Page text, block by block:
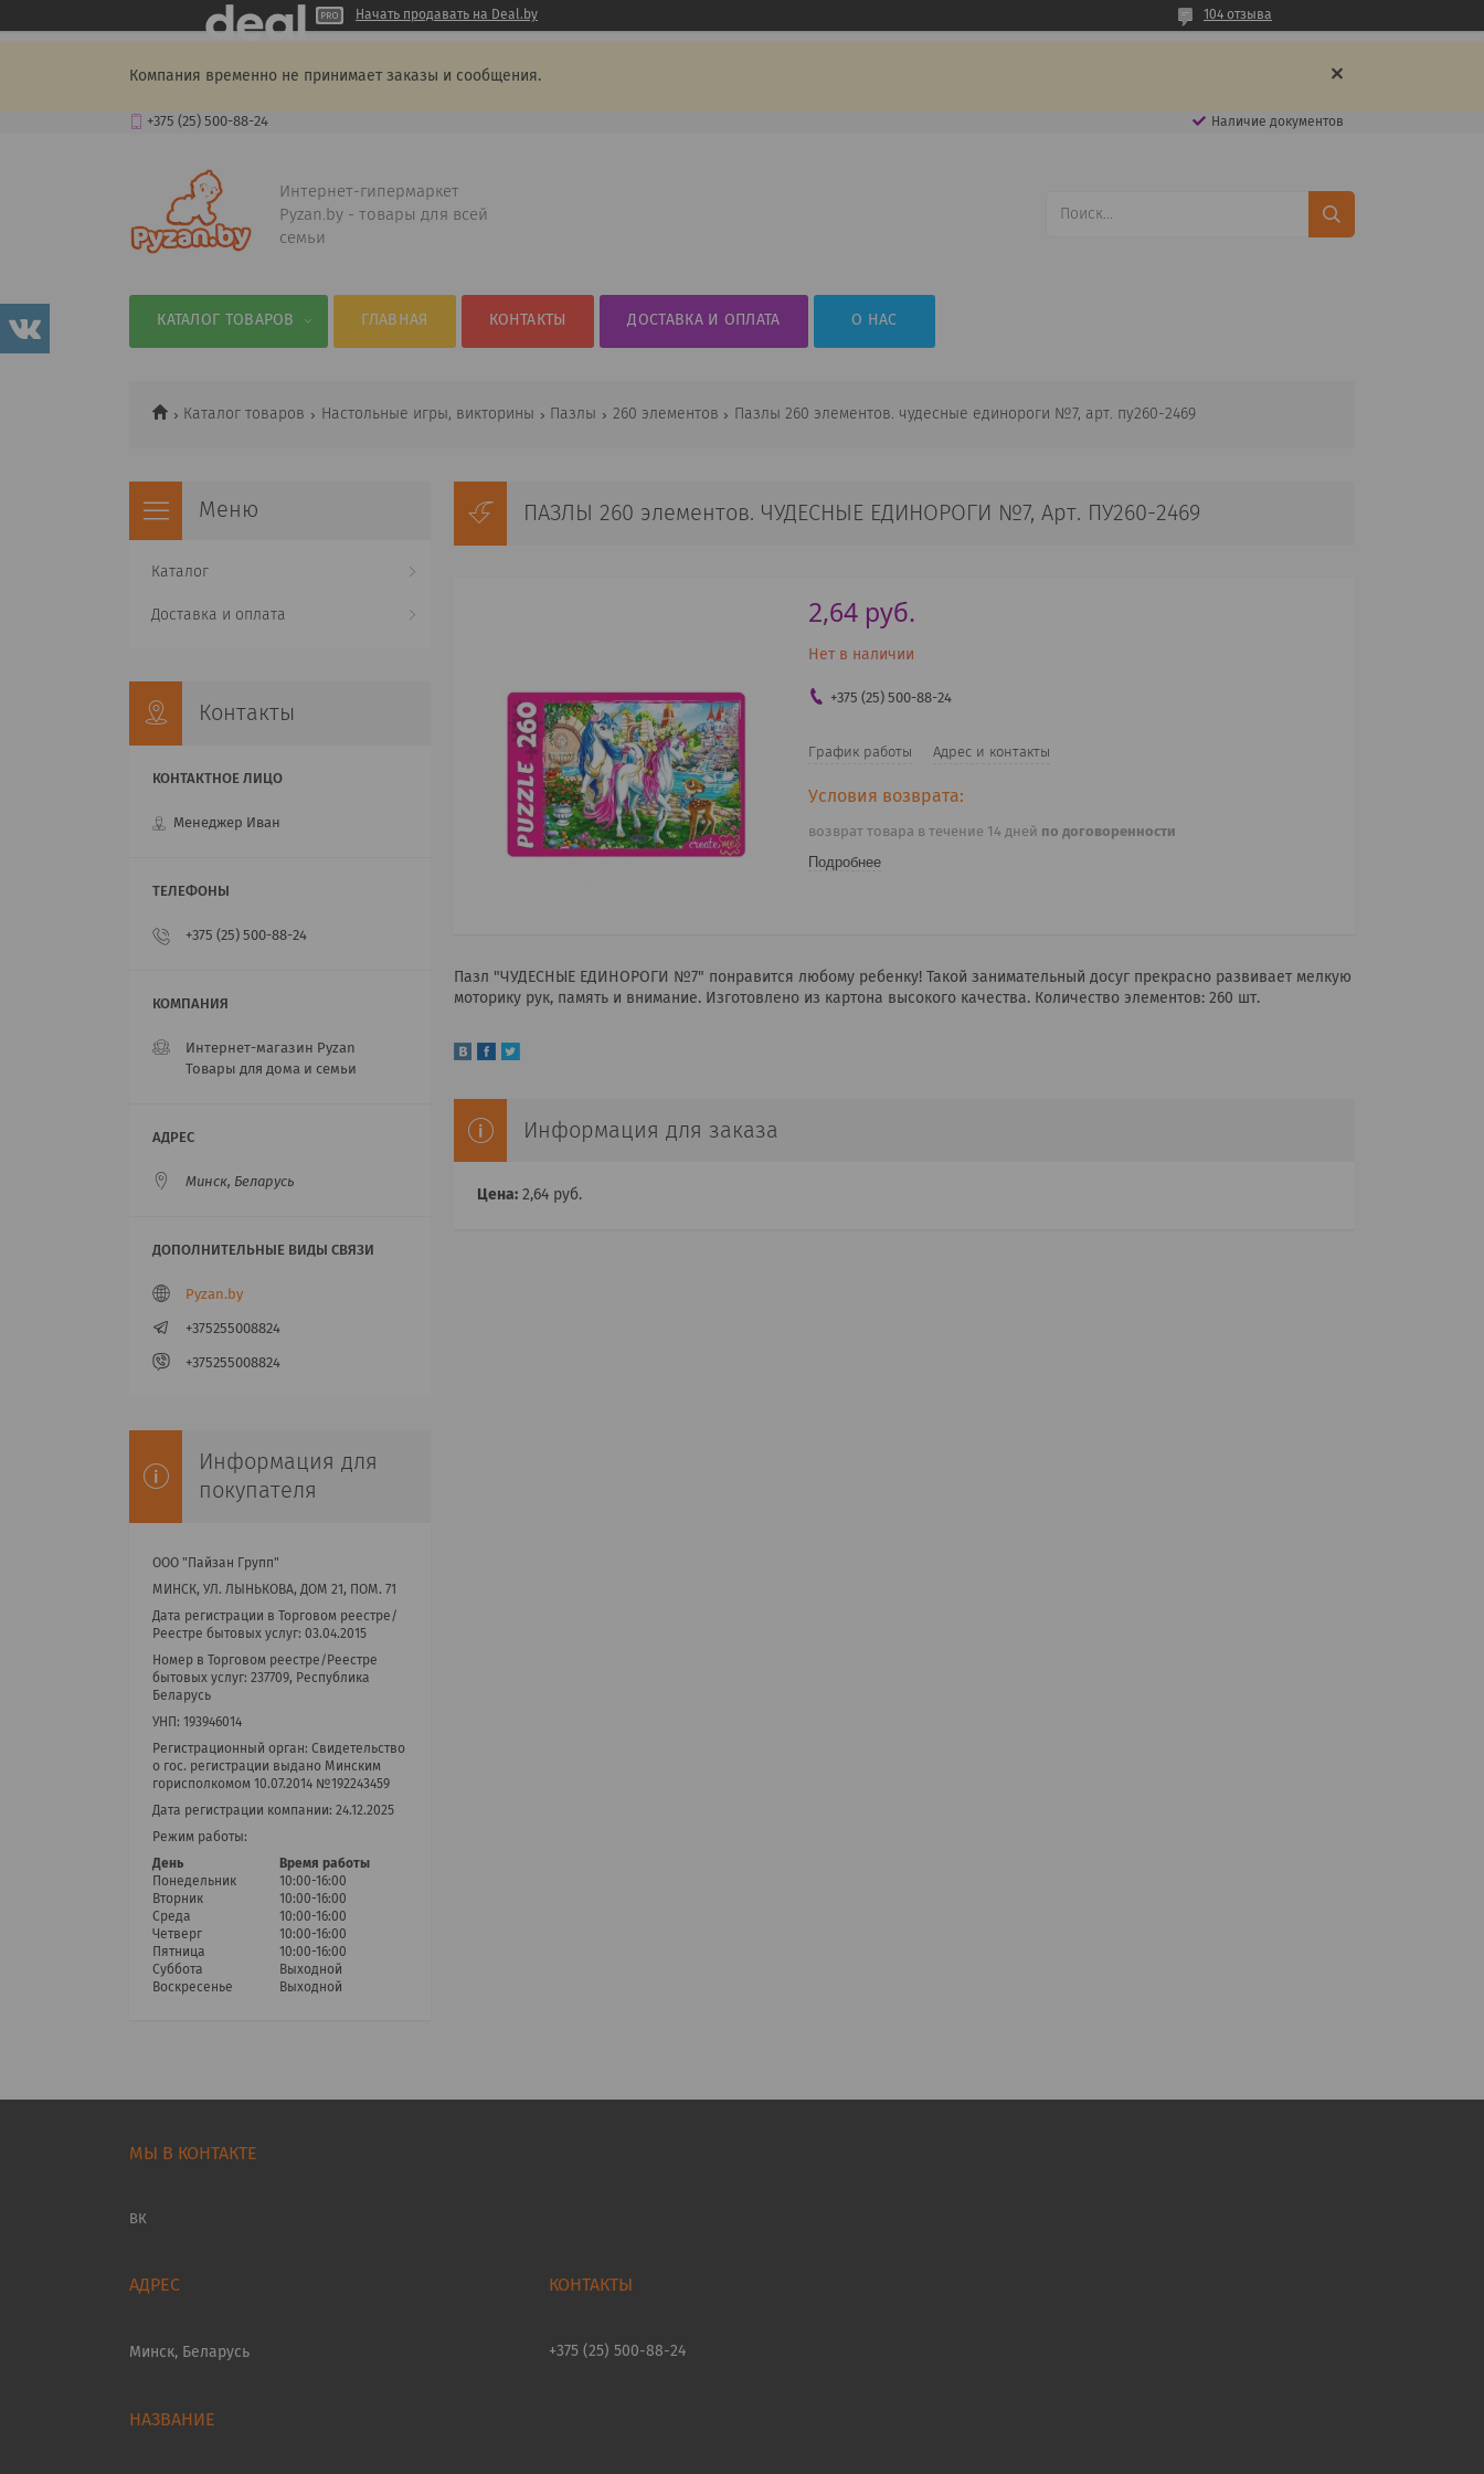
Начать продавать на Deal.by 104 отзыва
Компания временно не принимает заказы и сообщения.
+375 (25) 500-88-24 Наличие документов
Интернет-гипермаркет
Pyzan.by - товары для всей
семьи
КАТАЛОГ ТОВАРОВ ГЛАВНАЯ КОНТАКТЫ ДОСТАВКА И ОПЛАТА О НАС
Каталог товаров Настольные игры, викторины Пазлы 260 элементов Пазлы 260 элементов. чудесные единороги №7, арт. пу260-2469
ПАЗЛЫ 260 элементов. ЧУДЕСНЫЕ ЕДИНОРОГИ №7, Арт. ПУ260-2469
2,64 руб.
Нет в наличии
+375 (25) 500-88-24
График работы Адрес и контакты
возврат товара в течение 14 дней по договоренности
Подробнее
Пазл "ЧУДЕСНЫЕ ЕДИНОРОГИ №7" понравится любому ребенку! Такой занимательный досуг прекрасно развивает мелкую
моторику рук, память и внимание. Изготовлено из картона высокого качества. Количество элементов: 260 шт.
Информация для заказа
Цена: 2,64 руб.
Каталог
Доставка и оплата
Контакты
Менеджер Иван
+375 (25) 500-88-24
Интернет-магазин Pyzan
Товары для дома и семьи
Минск, Беларусь
Pyzan.by
+375255008824
+375255008824
Информация для
покупателя
ООО "Пайзан Групп"
МИНСК, УЛ. ЛЫНЬКОВА, ДОМ 21, ПОМ. 71
Дата регистрации в Торговом реестре/
Реестре бытовых услуг: 03.04.2015
Номер в Торговом реестре/Реестре
бытовых услуг: 237709, Республика
Беларусь
УНП: 193946014
Регистрационный орган: Cвидетельство
о гос. регистрации выдано Минским
горисполкомом 10.07.2014 №192243459
Дата регистрации компании: 24.12.2025
Режим работы:
День
Время работы
Понедельник
10:00-16:00
Вторник
10:00-16:00
Среда
10:00-16:00
Четверг
10:00-16:00
Пятница
10:00-16:00
Суббота
Выходной
Воскресенье
Выходной
МЫ В КОНТАКТЕ
ВК
Минск, Беларусь +375 (25) 500-88-24